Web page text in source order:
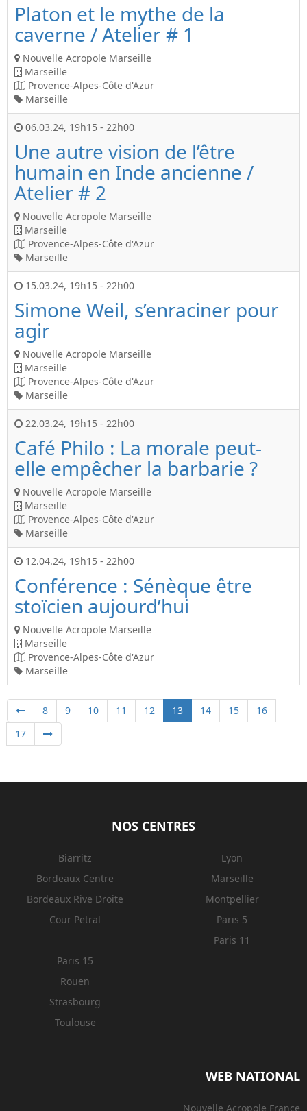
Platon et le mythe de la
caverne / Atelier # 1
Nouvelle Acropole Marseille
Marseille
Provence-Alpes-Côte d'Azur
Marseille
06.03.24, 19h15 - 22h00
Une autre vision de l’être
humain en Inde ancienne /
Atelier # 2
Nouvelle Acropole Marseille
Marseille
Provence-Alpes-Côte d'Azur
Marseille
15.03.24, 19h15 - 22h00
Simone Weil, s’enraciner pour
agir
Nouvelle Acropole Marseille
Marseille
Provence-Alpes-Côte d'Azur
Marseille
22.03.24, 19h15 - 22h00
Café Philo : La morale peut-
elle empêcher la barbarie ?
Nouvelle Acropole Marseille
Marseille
Provence-Alpes-Côte d'Azur
Marseille
12.04.24, 19h15 - 22h00
Conférence : Sénèque être
stoïcien aujourd’hui
Nouvelle Acropole Marseille
Marseille
Provence-Alpes-Côte d'Azur
Marseille
8 9 10 11 12 13 14 15
16
17
NOS CENTRES
Biarritz
Bordeaux Centre
Bordeaux Rive Droite
Cour Petral
Lyon
Marseille
Montpellier
Paris 5
Paris 11
Paris 15
Rouen
Strasbourg
Toulouse
WEB NATIONAL
Nouvelle Acropole France